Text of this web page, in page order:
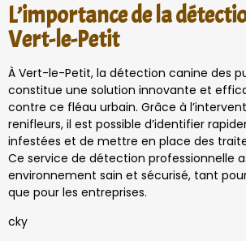
L’importance de la
Vert-le-Petit
À Vert-le-Petit, la détection canine des
constitue une solution innovante et
contre ce fléau urbain. Grâce à
renifleurs, il est possible d’identifier
infestées et de mettre en place des
Ce service de détection professionnelle
environnement sain et sécurisé, tant
que pour les entreprises.
cky